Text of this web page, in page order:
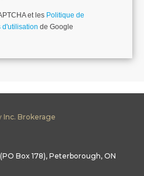
et les Politique de
d'utilisation de Google
Inc. Brokerage
Box 178), Peterborough, ON